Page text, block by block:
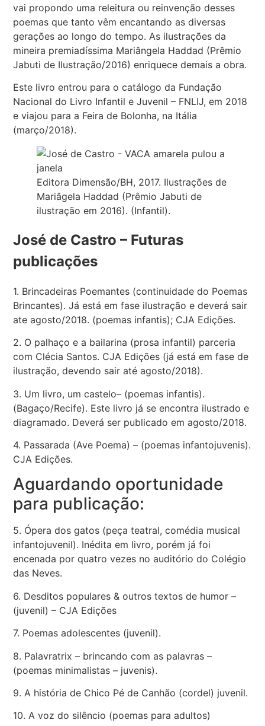
vai propondo uma releitura ou reinvenção desses
poemas que tanto vêm encantando as diversas
gerações ao longo do tempo. As ilustrações da
mineira premiadíssima Mariângela Haddad (Prêmio
Jabuti de Ilustração/2016) enriquece demais a obra.
Este livro entrou para o catálogo da Fundação
Nacional do Livro Infantil e Juvenil – FNLIJ, em 2018
e viajou para a Feira de Bolonha, na Itália
(março/2018).
Editora Dimensão/BH, 2017. Ilustrações de
Mariâgela Haddad (Prêmio Jabuti de
ilustração em 2016). (Infantil).
José de Castro – Futuras
publicações
1. Brincadeiras Poemantes (continuidade do Poemas
Brincantes). Já está em fase ilustração e deverá sair
ate agosto/2018. (poemas infantis); CJA Edições.
2. O palhaço e a bailarina (prosa infantil) parceria
com Clécia Santos. CJA Edições (já está em fase de
ilustração, devendo sair até agosto/2018).
3. Um livro, um castelo– (poemas infantis).
(Bagaço/Recife). Este livro já se encontra ilustrado e
diagramado. Deverá ser publicado em agosto/2018.
4. Passarada (Ave Poema) – (poemas infantojuvenis).
CJA Edições.
Aguardando oportunidade
para publicação:
5. Ópera dos gatos (peça teatral, comédia musical
infantojuvenil). Inédita em livro, porém já foi
encenada por quatro vezes no auditório do Colégio
das Neves.
6. Desditos populares & outros textos de humor –
(juvenil) – CJA Edições
7. Poemas adolescentes (juvenil).
8. Palavratrix – brincando com as palavras –
(poemas minimalistas – juvenis).
9. A história de Chico Pé de Canhão (cordel) juvenil.
10. A voz do silêncio (poemas para adultos)